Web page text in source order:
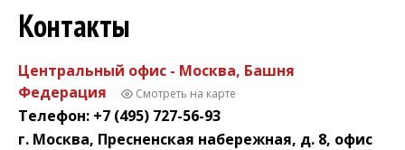
Контакты
Центральный офис - Москва, Башня
Федерация
Смотреть на карте
Телефон: +7 (495) 727-56-93
г. Москва, Пресненская набережная, д. 8, офис